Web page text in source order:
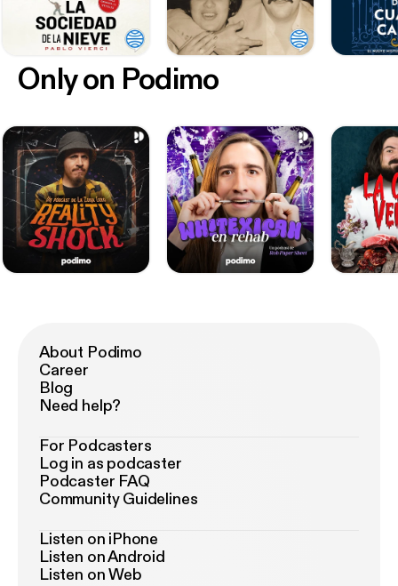
Only on Podimo
About Podimo
Career
Blog
Need help?
For Podcasters
Log in as podcaster
Podcaster FAQ
Community Guidelines
Listen on iPhone
Listen on Android
Listen on Web